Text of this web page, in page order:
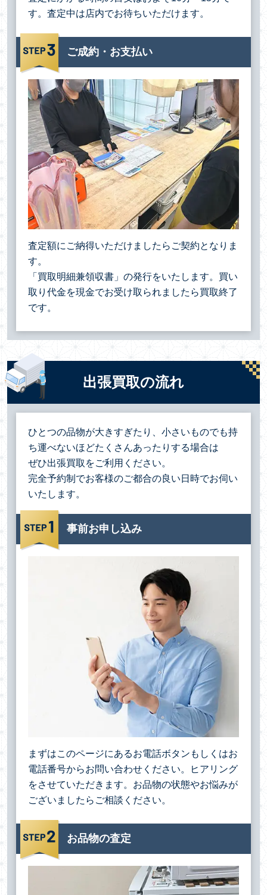
す。査定中は店内でお待ちいただけます。
ご成約・お支払い
査定額にご納得いただけましたらご契約となりま
す。
「買取明細兼領収書」の発行をいたします。買い
取り代金を現金でお受け取られましたら買取終了
です。
出張買取の流れ
ひとつの品物が大きすぎたり、小さいものでも持
ち運べないほどたくさんあったりする場合は
ぜひ出張買取をご利用ください。
完全予約制でお客様のご都合の良い日時でお伺い
いたします。
事前お申し込み
まずはこのページにあるお電話ボタンもしくはお
電話番号からお問い合わせください。ヒアリング
をさせていただきます。お品物の状態やお悩みが
ございましたらご相談ください。
お品物の査定